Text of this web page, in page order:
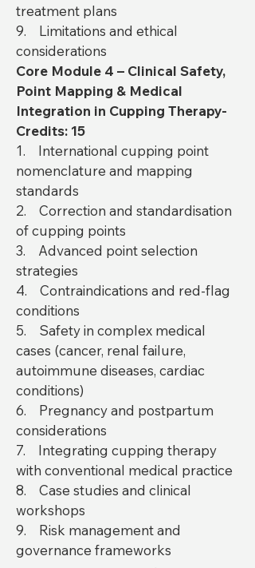
treatment plans
9. Limitations and ethical
considerations
Core Module 4 – Clinical Safety,
Point Mapping & Medical
Integration in Cupping Therapy-
Credits: 15
1. International cupping point
nomenclature and mapping
standards
2. Correction and standardisation
of cupping points
3. Advanced point selection
strategies
4. Contraindications and red-flag
conditions
5. Safety in complex medical
cases (cancer, renal failure,
autoimmune diseases, cardiac
conditions)
6. Pregnancy and postpartum
considerations
7. Integrating cupping therapy
with conventional medical practice
8. Case studies and clinical
workshops
9. Risk management and
governance frameworks